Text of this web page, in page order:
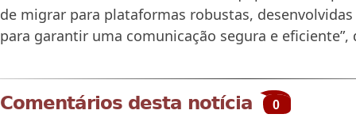
de migrar para plataformas robustas,
para garantir uma comunicação segura e eficiente”,
Comentários desta notícia 0